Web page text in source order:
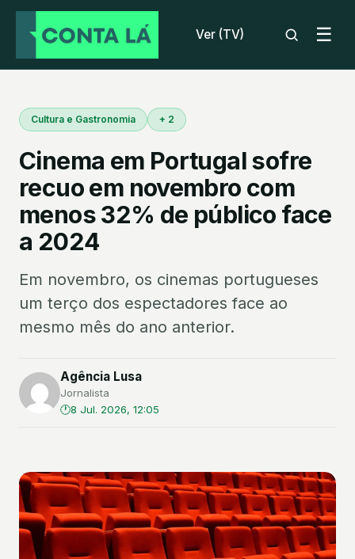
Ver (TV) ☰
Cultura e Gastronomia + 2
Cinema em Portugal sofre
recuo em novembro com
menos 32% de público face
a 2024
Em novembro, os cinemas portugueses
um terço dos espectadores face ao
mesmo mês do ano anterior.
Agência Lusa
Jornalista
8 Jul. 2026, 12:05